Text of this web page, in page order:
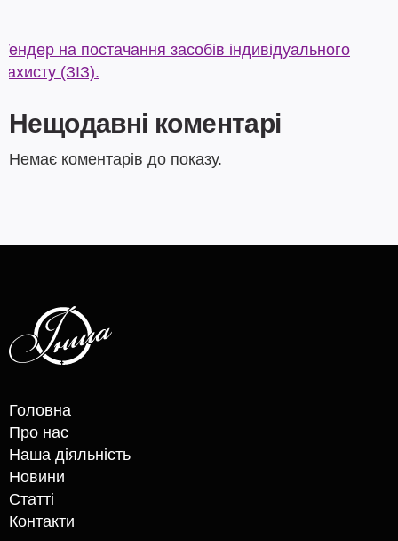
Тендер на постачання засобів індивідуального
захисту (ЗІЗ).
Нещодавні коментарі
Немає коментарів до показу.
Головна
Про нас
Наша діяльність
Новини
Статті
Контакти